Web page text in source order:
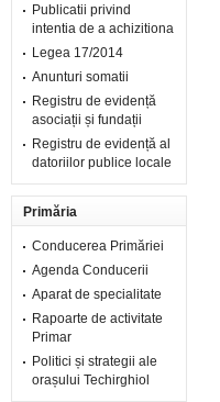
Publicatii privind
intentia de a achizitiona
Legea 17/2014
Anunturi somatii
Registru de evidență
asociații și fundații
Registru de evidență al
datoriilor publice locale
Primăria
Conducerea Primăriei
Agenda Conducerii
Aparat de specialitate
Rapoarte de activitate
Primar
Politici și strategii ale
orașului Techirghiol